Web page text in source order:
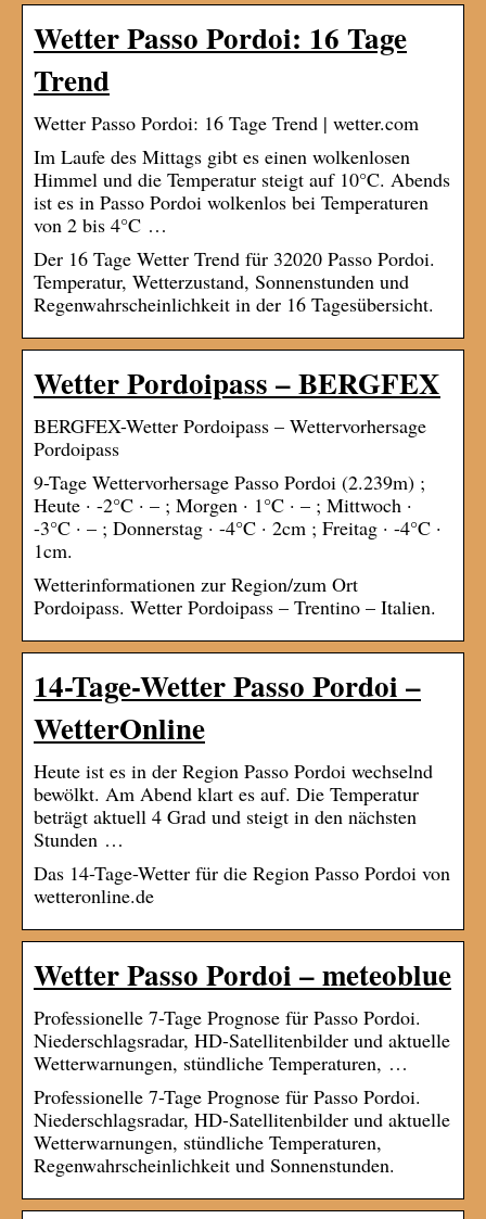
Wetter Passo Pordoi: 16 Tage
Trend
Wetter Passo Pordoi: 16 Tage Trend | wetter.com
Im Laufe des Mittags gibt es einen wolkenlosen
Himmel und die Temperatur steigt auf 10°C. Abends
ist es in Passo Pordoi wolkenlos bei Temperaturen
von 2 bis 4°C …
Der 16 Tage Wetter Trend für 32020 Passo Pordoi.
Temperatur, Wetterzustand, Sonnenstunden und
Regenwahrscheinlichkeit in der 16 Tagesübersicht.
Wetter Pordoipass – BERGFEX
BERGFEX-Wetter Pordoipass – Wettervorhersage
Pordoipass
9-Tage Wettervorhersage Passo Pordoi (2.239m) ;
Heute · -2°C · – ; Morgen · 1°C · – ; Mittwoch ·
-3°C · – ; Donnerstag · -4°C · 2cm ; Freitag · -4°C ·
1cm.
Wetterinformationen zur Region/zum Ort
Pordoipass. Wetter Pordoipass – Trentino – Italien.
14-Tage-Wetter Passo Pordoi –
WetterOnline
Heute ist es in der Region Passo Pordoi wechselnd
bewölkt. Am Abend klart es auf. Die Temperatur
beträgt aktuell 4 Grad und steigt in den nächsten
Stunden …
Das 14-Tage-Wetter für die Region Passo Pordoi von
wetteronline.de
Wetter Passo Pordoi – meteoblue
Professionelle 7-Tage Prognose für Passo Pordoi.
Niederschlagsradar, HD-Satellitenbilder und aktuelle
Wetterwarnungen, stündliche Temperaturen, …
Professionelle 7-Tage Prognose für Passo Pordoi.
Niederschlagsradar, HD-Satellitenbilder und aktuelle
Wetterwarnungen, stündliche Temperaturen,
Regenwahrscheinlichkeit und Sonnenstunden.